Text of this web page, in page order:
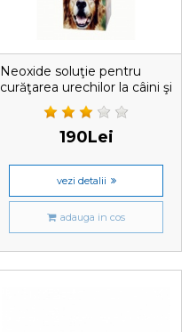
Neoxide soluţie pentru
curăţarea urechilor la câini şi
190Lei
vezi detalii
adauga in cos